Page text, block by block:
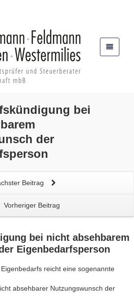
bei
der
Beitrag
Vorheriger Beitrag
bei nicht absehbarem
Eigenbedarfsperson
reicht eine sogenannte
absehbarer Nutzungswunsch der